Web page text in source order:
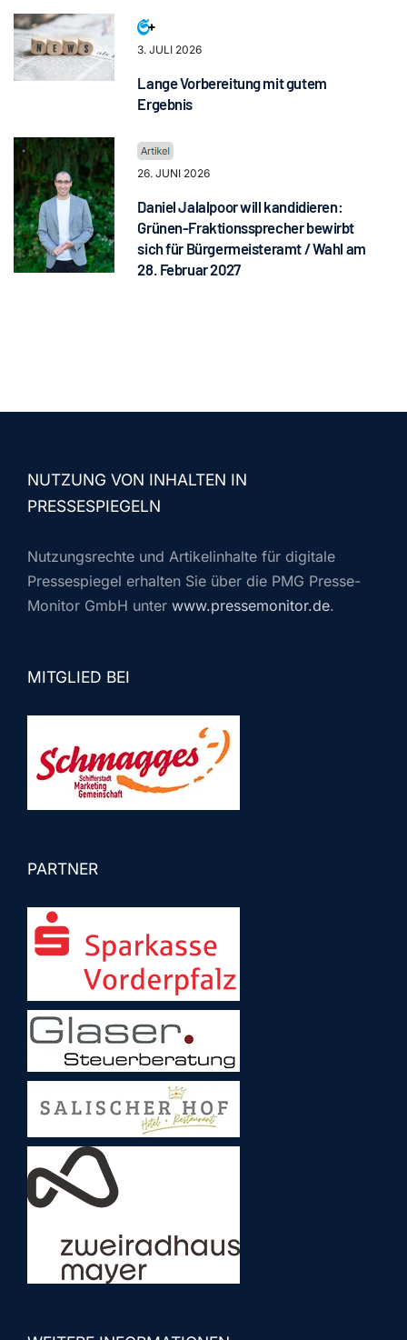
3. JULI 2026
Lange Vorbereitung mit gutem
Ergebnis
26. JUNI 2026
Daniel Jalalpoor will kandidieren:
Grünen-Fraktionssprecher bewirbt
sich für Bürgermeisteramt / Wahl am
28. Februar 2027
NUTZUNG VON INHALTEN IN
PRESSESPIEGELN
Nutzungsrechte und Artikelinhalte für digitale
Pressespiegel erhalten Sie über die PMG Presse-
Monitor GmbH unter www.pressemonitor.de.
MITGLIED BEI
PARTNER